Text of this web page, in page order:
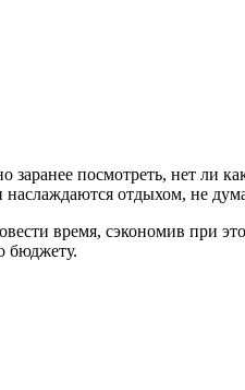
заранее посмотреть, нет ли
отдыхом, не
время, сэкономив при
бюджету.